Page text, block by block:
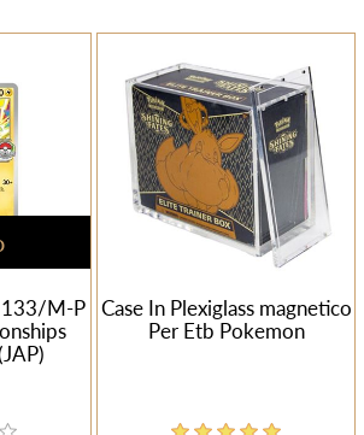
133/M-P
Case In Plexiglass magnetico
Per Etb Pokemon